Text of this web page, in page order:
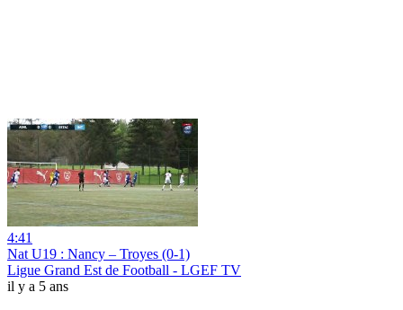
4:41
Nat U19 : Nancy – Troyes (0-1)
Ligue Grand Est de Football - LGEF TV
il y a 5 ans